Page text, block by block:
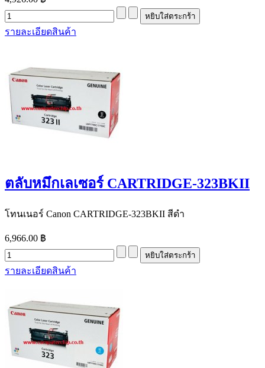
รายละเอียดสินค้า
ตลับหมึกเลเซอร์ CARTRIDGE-323BKII
โทนเนอร์ Canon CARTRIDGE-323BKII สีดำ
6,966.00 ฿
รายละเอียดสินค้า